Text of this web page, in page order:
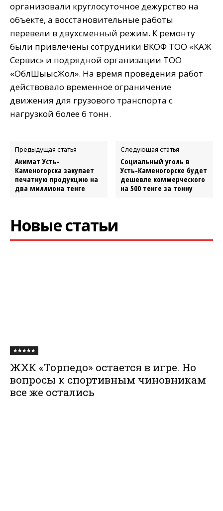
организовали круглосуточное дежурство на
объекте, а восстановительные работы
перевели в двухсменный режим. К ремонту
были привлечены сотрудники ВКОФ ТОО «КАЖ
Сервис» и подрядной организации ТОО
«ОблШығысЖол». На время проведения работ
действовало временное ограничение
движения для грузового транспорта с
нагрузкой более 6 тонн.
Предыдущая статья
Акимат Усть-
Каменогорска закупает
печатную продукцию на
два миллиона тенге
Следующая статья
Социальный уголь в
Усть-Каменогорске будет
дешевле коммерческого
на 500 тенге за тонну
Новые статьи
★★★★★
ЖХК «Торпедо» остается в игре. Но
вопросы к спортивным чиновникам
все же остались